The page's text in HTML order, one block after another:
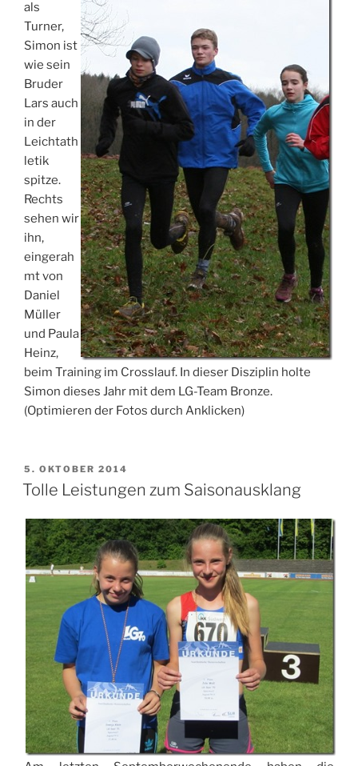
als
Turner,
Simon ist
wie sein
Bruder
Lars auch
in der
Leichtath
letik
spitze.
Rechts
sehen wir
ihn,
eingerah
mt von
Daniel
Müller
und Paula
Heinz,
beim Training im Crosslauf. In dieser Disziplin holte
Simon dieses Jahr mit dem LG-Team Bronze.
(Optimieren der Fotos durch Anklicken)
VERÖFFENTLICHT
AM
5. OKTOBER 2014
Tolle Leistungen zum Saisonausklang